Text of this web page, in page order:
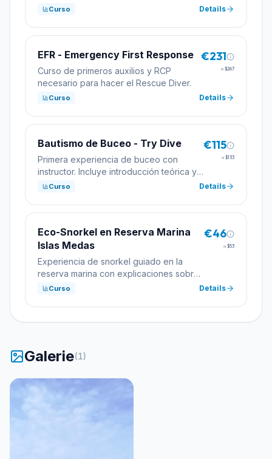
los tiempos de inmersión con mayor
Curso Details
EFR - Emergency First Response
Curso de primeros auxilios y RCP
necesario para hacer el Rescue Diver.
€231
≈ $267
Curso Details
Bautismo de Buceo - Try Dive
Primera experiencia de buceo con
instructor. Incluye introducción teórica y
una inmersión.
€115
≈ $133
Curso Details
Eco-Snorkel en Reserva Marina
Islas Medas
Experiencia de snorkel guiado en la
reserva marina con explicaciones sobre
la biodiversidad.
€46
≈ $53
Curso Details
Galerie(1)